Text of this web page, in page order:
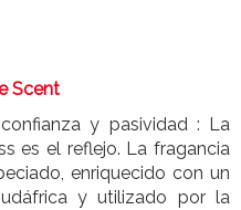
Scent
y pasividad : La
es el reflejo. La fragancia
enriquecido con un
y utilizado por la